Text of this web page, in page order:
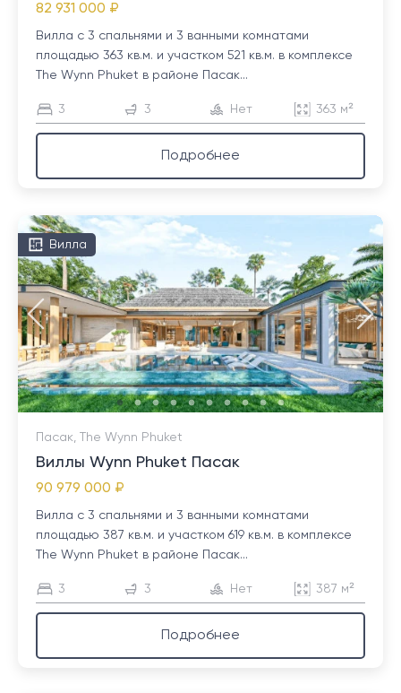
82 931 000 ₽
Вилла с 3 спальнями и 3 ванными комнатами
площадью 363 кв.м. и участком 521 кв.м. в комплексе
The Wynn Phuket в районе Пасак...
3 3 Нет 363 м²
Подробнее
Вилла
Пасак, The Wynn Phuket
Виллы Wynn Phuket Пасак
90 979 000 ₽
Вилла с 3 спальнями и 3 ванными комнатами
площадью 387 кв.м. и участком 619 кв.м. в комплексе
The Wynn Phuket в районе Пасак...
3 3 Нет 387 м²
Подробнее